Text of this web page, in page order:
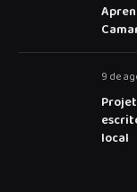
9 de
local